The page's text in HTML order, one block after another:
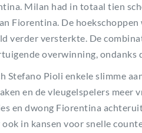
Milan had in totaal tien
Fiorentina. De
verder versterkte. De
overwinning, ondanks
Stefano Pioli enkele slimme
en de vleugelspelers meer
en dwong Fiorentina
in kansen voor snelle